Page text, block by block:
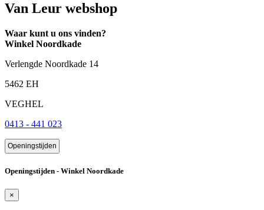
Van Leur webshop
Waar kunt u ons vinden?
Winkel Noordkade
Verlengde Noordkade 14
5462 EH
VEGHEL
0413 - 441 023
Openingstijden
Openingstijden - Winkel Noordkade
×